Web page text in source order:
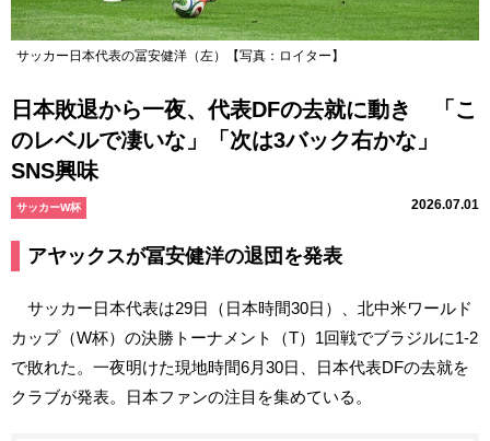
サッカー日本代表の冨安健洋（左）【写真：ロイター】
日本敗退から一夜、代表DFの去就に動き 「こ
のレベルで凄いな」「次は3バック右かな」
SNS興味
サッカーW杯 2026.07.01
アヤックスが冨安健洋の退団を発表
サッカー日本代表は29日（日本時間30日）、北中米ワールド
カップ（W杯）の決勝トーナメント（T）1回戦でブラジルに1-2
で敗れた。一夜明けた現地時間6月30日、日本代表DFの去就を
クラブが発表。日本ファンの注目を集めている。